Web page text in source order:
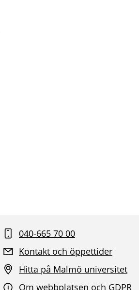
040-665 70 00
Kontakt och öppettider
Hitta på Malmö universitet
Om webbplatsen och GDPR